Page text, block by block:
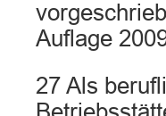
Auflage
27 Als